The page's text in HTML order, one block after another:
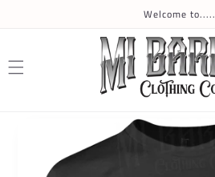
Welcome to.....